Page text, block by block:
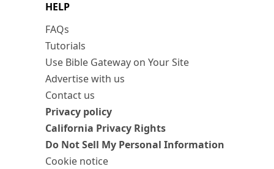
HELP
FAQs
Tutorials
Use Bible Gateway on Your Site
Advertise with us
Contact us
Privacy policy
California Privacy Rights
Do Not Sell My Personal Information
Cookie notice